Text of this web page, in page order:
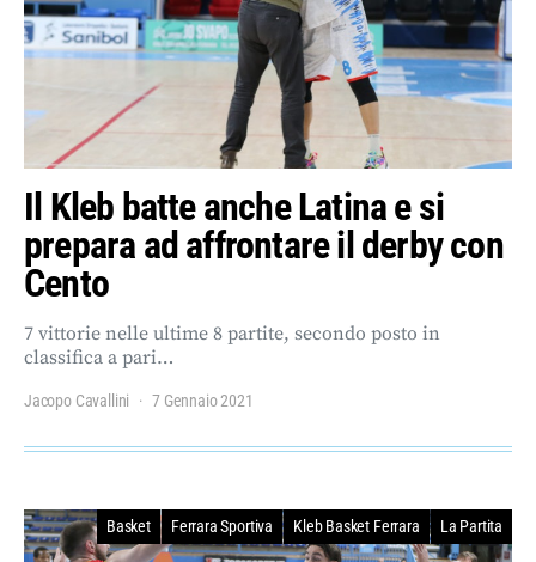
Il Kleb batte anche Latina e si
prepara ad affrontare il derby con
Cento
7 vittorie nelle ultime 8 partite, secondo posto in
classifica a pari…
Jacopo Cavallini 7 Gennaio 2021
Basket Ferrara Sportiva Kleb Basket Ferrara La Partita